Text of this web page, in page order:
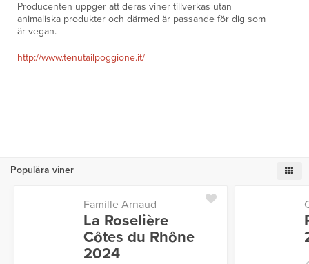
Producenten uppger att deras viner tillverkas utan
animaliska produkter och därmed är passande för dig som
är vegan.
http://www.tenutailpoggione.it/
Populära viner
Famille Arnaud
La Roselière
Côtes du Rhône
2024